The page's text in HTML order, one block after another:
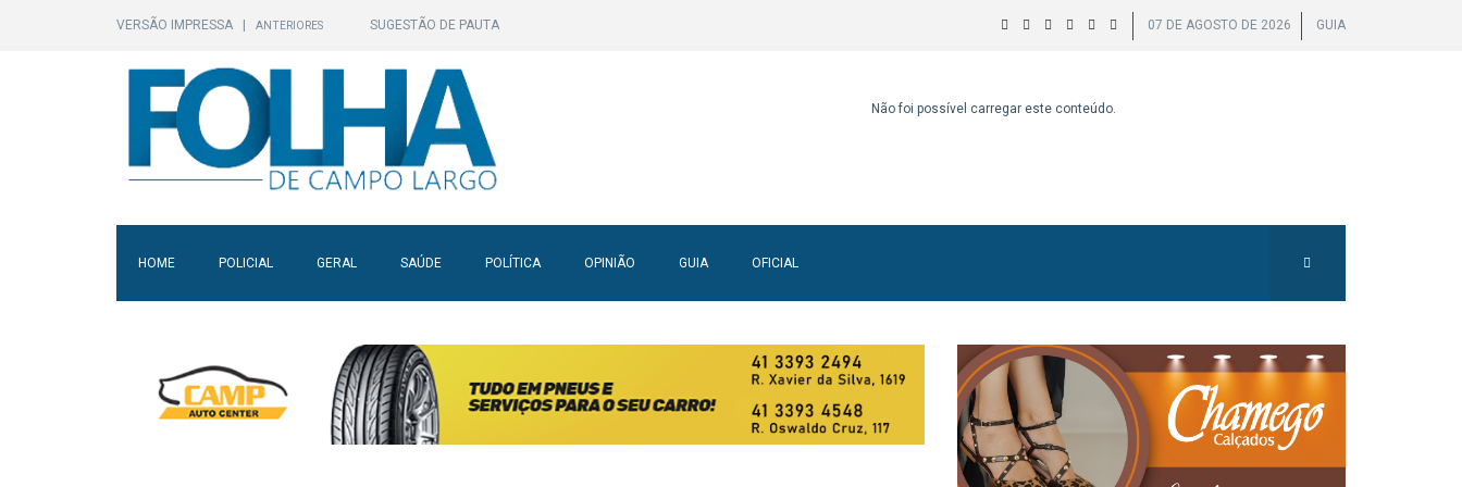
VERSÃO IMPRESSA ANTERIORES SUGESTÃO DE PAUTA 07 DE AGOSTO DE 2026 GUIA
Não foi possível carregar este conteúdo.
HOME POLICIAL GERAL SAÚDE POLÍTICA OPINIÃO GUIA OFICIAL